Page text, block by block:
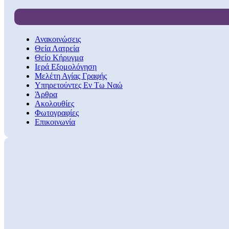
Ανακοινώσεις
Θεία Λατρεία
Θείο Κήρυγμα
Ιερά Εξομολόγηση
Μελέτη Αγίας Γραφής
Υπηρετούντες Εν Τω Ναώ
Άρθρα
Ακολουθίες
Φωτογραφίες
Επικοινωνία